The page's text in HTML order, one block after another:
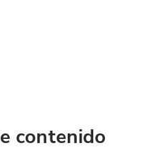
contenido